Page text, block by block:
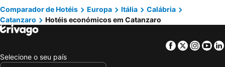
Comparador de Hotéis Europa Itália
Calábria
Catanzaro
Hotéis económicos em Catanzaro
Facebook
Twitter
Selecione o seu país